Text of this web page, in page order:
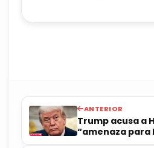
ANTERIOR
Trump acusa a
“amenaza para